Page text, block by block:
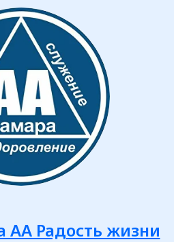
АА Радость жизни